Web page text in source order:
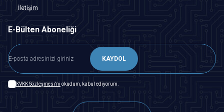
İletişim
E-Bülten Aboneliği
KAYDOL
KVKK Sözleşmesi'ni okudum, kabul ediyorum.